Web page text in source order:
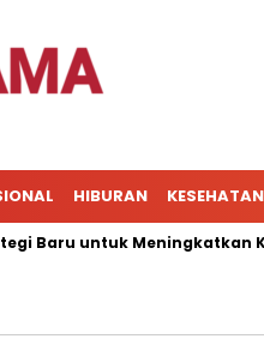
HIBURAN KESEHATAN
untuk Meningkatkan